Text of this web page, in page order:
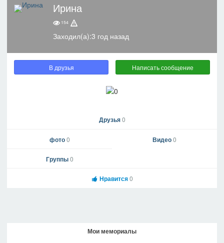
Ирина
154
Заходил(а):3 год назад
В друзья Написать сообщение
Друзья0
фото0 Видео0
Группы0
Нравится0
Мои мемориалы